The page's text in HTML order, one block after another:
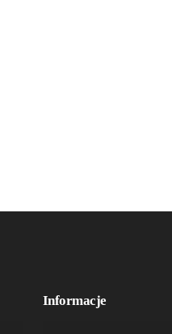
Informacje